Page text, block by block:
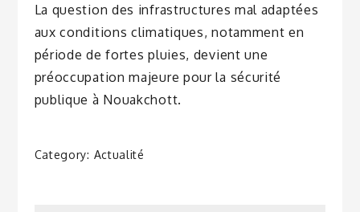
La question des infrastructures mal adaptées
aux conditions climatiques, notamment en
période de fortes pluies, devient une
préoccupation majeure pour la sécurité
publique à Nouakchott.
Category: Actualité